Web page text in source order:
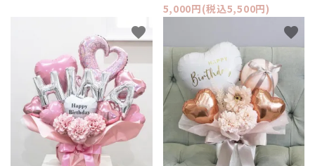
5,000円(税込5,500円)
favorite favorite